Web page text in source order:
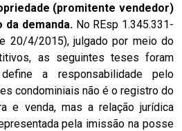
(promitente vendedor)
demanda. No REsp 1.345.331-
20/4/2015), julgado por meio do
as seguintes teses foram
a responsabilidade pelo
condominiais não é o registro do
e venda, mas a relação jurídica
pela imissão na posse